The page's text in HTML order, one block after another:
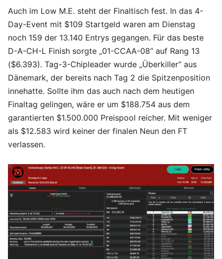
Auch im Low M.E. steht der Finaltisch fest. In das 4-
Day-Event mit $109 Startgeld waren am Dienstag
noch 159 der 13.140 Entrys gegangen. Für das beste
D-A-CH-L Finish sorgte „01-CCAA-08“ auf Rang 13
($6.393). Tag-3-Chipleader wurde „Überkiller“ aus
Dänemark, der bereits nach Tag 2 die Spitzenposition
innehatte. Sollte ihm das auch nach dem heutigen
Finaltag gelingen, wäre er um $188.754 aus dem
garantierten $1.500.000 Preispool reicher. Mit weniger
als $12.583 wird keiner der finalen Neun den FT
verlassen.